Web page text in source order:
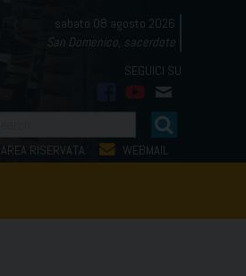
sabato 08 agosto 2026
San Domenico, sacerdote
facebook
youtube
mail
AREA RISERVATA WEBMAIL